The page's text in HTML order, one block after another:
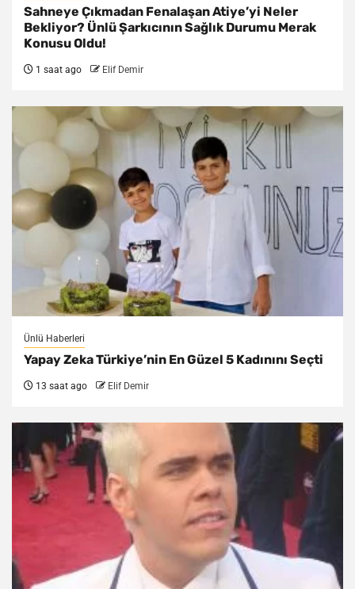
Sahneye Çıkmadan Fenalaşan Atiye’yi Neler
Bekliyor? Ünlü Şarkıcının Sağlık Durumu Merak
Konusu Oldu!
1 saat ago Elif Demir
Ünlü Haberleri
Yapay Zeka Türkiye’nin En Güzel 5 Kadınını Seçti
13 saat ago Elif Demir